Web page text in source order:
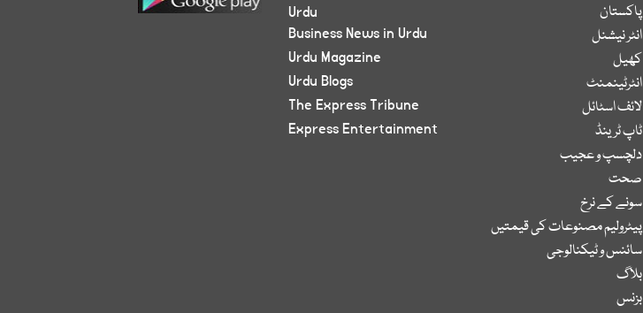
پاکستان
انٹر نیشنل
کھیل
انٹرٹینمنٹ
لائف اسٹائل
ٹاپ ٹرینڈ
دلچسپ و عجیب
صحت
سونے کے نرخ
پیٹرولیم مصنوعات کی قیمتیں
سائنس و ٹیکنالوجی
بلاگ
بزنس
Urdu
Business News in Urdu
Urdu Magazine
Urdu Blogs
The Express Tribune
Express Entertainment